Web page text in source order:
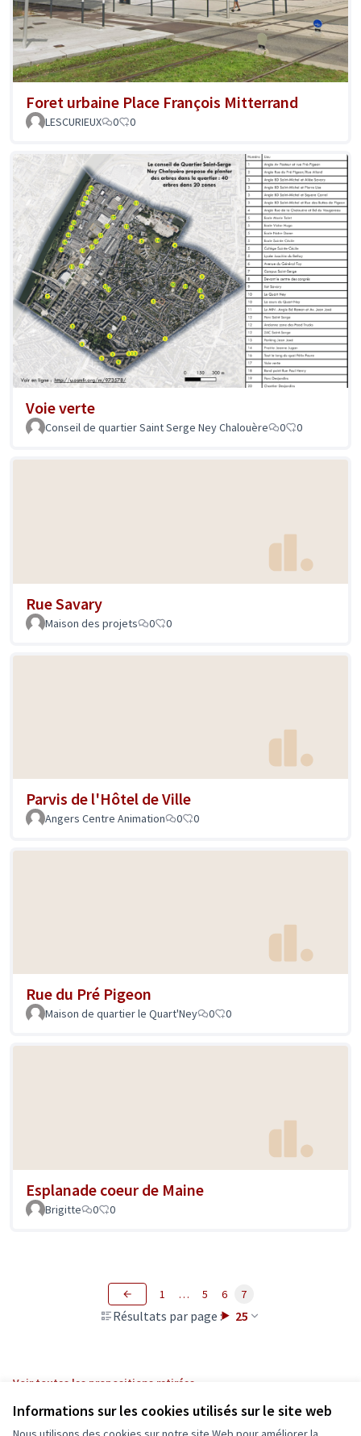
Informations sur les cookies utilisés sur le site web
Foret urbaine Place François Mitterrand
LESCURIEUX 0 0
Voie verte
Conseil de quartier Saint Serge Ney Chalouère 0 0
Rue Savary
Maison des projets 0 0
Parvis de l'Hôtel de Ville
Angers Centre Animation 0 0
Rue du Pré Pigeon
Maison de quartier le Quart'Ney 0 0
Esplanade coeur de Maine
Brigitte 0 0
Résultats par page : 25
1 … 5 6 7
Voir toutes les propositions retirées